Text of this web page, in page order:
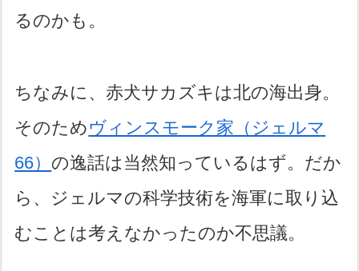
るのかも。
ちなみに、赤犬サカズキは北の海出身。
そのためヴィンスモーク家（ジェルマ
66）の逸話は当然知っているはず。だか
ら、ジェルマの科学技術を海軍に取り込
むことは考えなかったのか不思議。